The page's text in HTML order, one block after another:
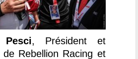
Pesci, Président et
de Rebellion Racing et